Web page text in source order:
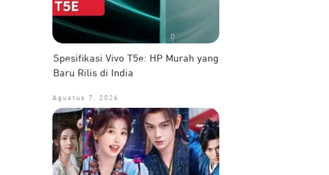
Spesifikasi Vivo T5e: HP Murah yang
Baru Rilis di India
Agustus 7, 2026